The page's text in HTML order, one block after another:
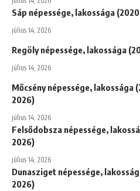
Sáp népessége, lakossága
július 14, 2026
Regöly népessége, lakossága
július 14, 2026
Mőcsény népessége, lakossága
2026)
július 14, 2026
Felsődobsza népessége,
2026)
július 14, 2026
Dunasziget népessége,
2026)